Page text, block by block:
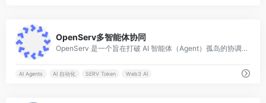
OpenServ多智能体协同
OpenServ 是一个旨在打破 AI 智能体（Agent）孤岛的协调平台。它提供了一套完整的框架和协议，让不同框架编写的 AI Agent 能够无缝协作、共享数据并执行跨链任务。
AI Agents AI 自动化 SERV Token Web3 AI